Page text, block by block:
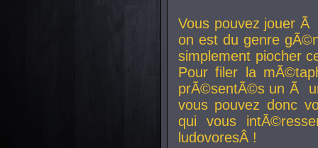
Vous pouvez jouer
on est du genre
simplement piocher
Pour filer la
prÃ©sentÃ©s un Ã
vous pouvez donc
qui vous
ludovoresÂ !